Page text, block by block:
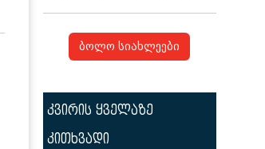
ბოლო სიახლეები
კვირის ყველაზე
კითხვადი